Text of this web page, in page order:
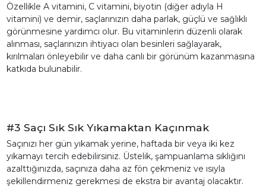
Özellikle A vitamini, C vitamini, biyotin (diğer adıyla H
vitamini) ve demir, saçlarınızın daha parlak, güçlü ve sağlıklı
görünmesine yardımcı olur. Bu vitaminlerin düzenli olarak
alınması, saçlarınızın ihtiyacı olan besinleri sağlayarak,
kırılmaları önleyebilir ve daha canlı bir görünüm kazanmasına
katkıda bulunabilir.
#3 Saçı Sık Sık Yıkamaktan Kaçınmak
Saçınızı her gün yıkamak yerine, haftada bir veya iki kez
yıkamayı tercih edebilirsiniz. Üstelik, şampuanlama sıklığını
azalttığınızda, saçınıza daha az fön çekmeniz ve ısıyla
şekillendirmeniz gerekmesi de ekstra bir avantaj olacaktır.